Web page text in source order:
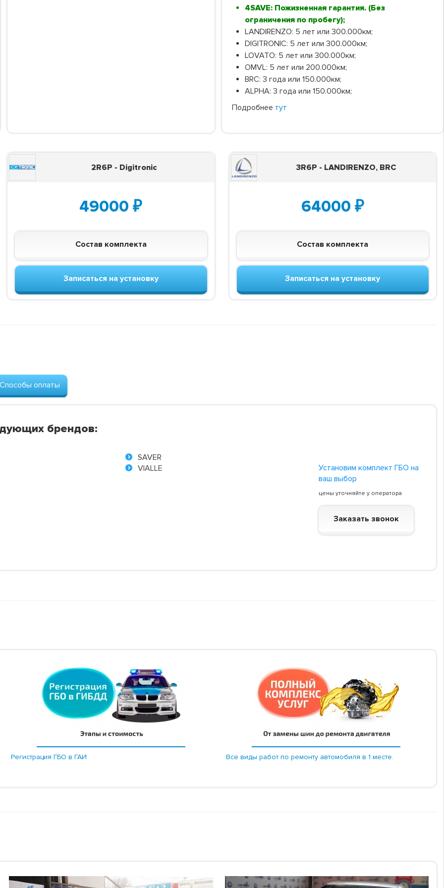
4SAVE: Пожизненная гарантия. (Без
ограничения по пробегу);
LANDIRENZO: 5 лет или 300.000км;
DIGITRONIC: 5 лет или 300.000км;
LOVATO: 5 лет или 300.000км;
OMVL: 5 лет или 200.000км;
BRC: 3 года или 150.000км;
ALPHA: 3 года или 150.000км;
Подробнее тут
2R6P - Digitronic
49000 ₽
Состав комплекта
Записаться на установку
3R6P - LANDIRENZO, BRC
64000 ₽
Состав комплекта
Записаться на установку
Способы оплаты
брендов:
SAVER
VIALLE
Установим комплект ГБО на
ваш выбор
цены уточняйте у оператора
Заказать звонок
Регистрация ГБО в ГАИ Все виды работ по ремонту автомобиля в 1 месте.